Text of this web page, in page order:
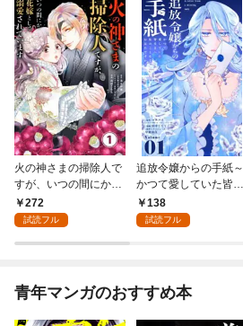
火の神さまの掃除人で
すが、いつの間にか花
嫁として溺愛されてい
ます【単話】（１）
272
試読フル
追放令嬢からの手紙～
かつて愛していた皆さ
まへ 私のことなどお忘
れですか？～【単話】
138
試読フル
青年マンガのおすすめ本